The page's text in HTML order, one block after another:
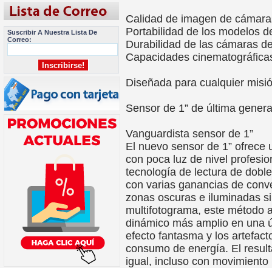
Suscribir A Nuestra Lista De
Correo:
Calidad de imagen de
Portabilidad de los modelos
Durabilidad de las cámaras
Capacidades
Diseñada para cualquier
Sensor de 1” de última
Vanguardista sensor de 1”
El nuevo sensor de 1”
con poca luz de nivel
tecnología de lectura de
con varias ganancias de
zonas oscuras e iluminadas
multifotograma, este método
dinámico más amplio en una
efecto fantasma y los
consumo de energía. El
igual, incluso con